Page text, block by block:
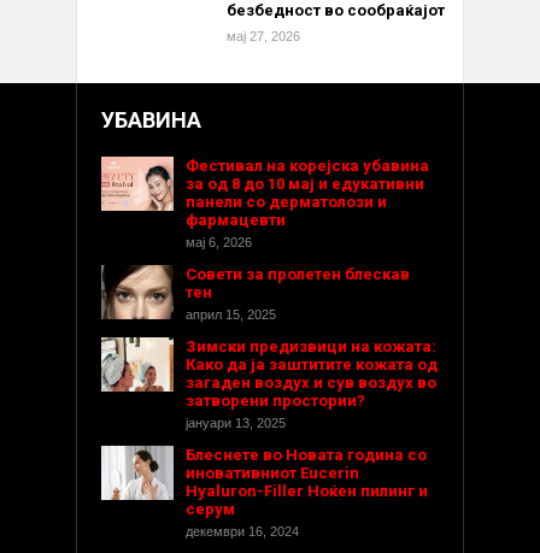
безбедност во сообраќајот
мај 27, 2026
УБАВИНА
Фестивал на корејска убавина
за од 8 до 10 мај и едукативни
панели со дерматолози и
фармацевти
мај 6, 2026
Совети за пролетен блескав
тен
април 15, 2025
Зимски предизвици на кожата:
Како да ја заштитите кожата од
загаден воздух и сув воздух во
затворени простории?
јануари 13, 2025
Блеснете во Новата година со
иновативниот Eucerin
Hyaluron-Filler Ноќен пилинг и
серум
декември 16, 2024